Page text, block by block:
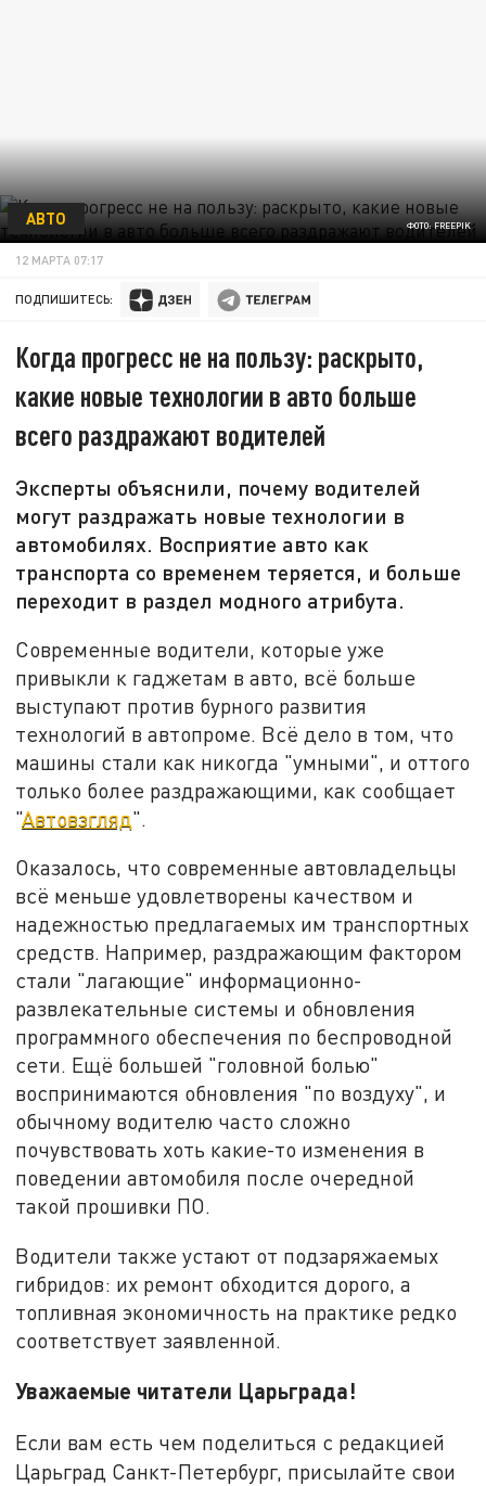
ФОТО: FREEPIK
АВТО
12 МАРТА 07:17
ПОДПИШИТЕСЬ:
Когда прогресс не на пользу: раскрыто,
какие новые технологии в авто больше
всего раздражают водителей
Эксперты объяснили, почему водителей
могут раздражать новые технологии в
автомобилях. Восприятие авто как
транспорта со временем теряется, и больше
переходит в раздел модного атрибута.
Современные водители, которые уже
привыкли к гаджетам в авто, всё больше
выступают против бурного развития
технологий в автопроме. Всё дело в том, что
машины стали как никогда "умными", и оттого
только более раздражающими, как сообщает
"Автовзгляд".
Оказалось, что современные автовладельцы
всё меньше удовлетворены качеством и
надежностью предлагаемых им транспортных
средств. Например, раздражающим фактором
стали "лагающие" информационно-
развлекательные системы и обновления
программного обеспечения по беспроводной
сети. Ещё большей "головной болью"
воспринимаются обновления "по воздуху", и
обычному водителю часто сложно
почувствовать хоть какие-то изменения в
поведении автомобиля после очередной
такой прошивки ПО.
Водители также устают от подзаряжаемых
гибридов: их ремонт обходится дорого, а
топливная экономичность на практике редко
соответствует заявленной.
Уважаемые читатели Царьграда!
Если вам есть чем поделиться с редакцией
Царьград Санкт-Петербург, присылайте свои